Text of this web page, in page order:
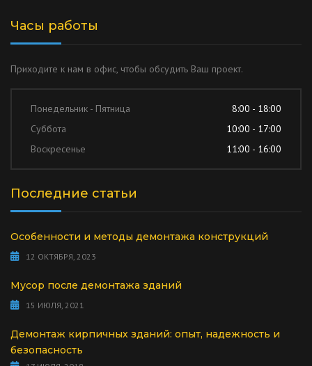
Часы работы
Приходите к нам в офис, чтобы обсудить Ваш проект.
Понедельник - Пятница
8:00 - 18:00
Суббота
10:00 - 17:00
Воскресенье
11:00 - 16:00
Последние статьи
Особенности и методы демонтажа конструкций
12 ОКТЯБРЯ, 2023
Мусор после демонтажа зданий
15 ИЮЛЯ, 2021
Демонтаж кирпичных зданий: опыт, надежность и
безопасность